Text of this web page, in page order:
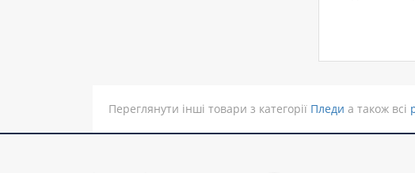
Переглянути інші товари з категорії Пледи а також всі